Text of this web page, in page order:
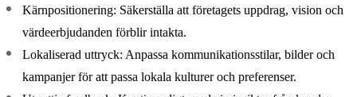
Kärnpositionering: Säkerställa att företagets uppdrag, vision och
värdeerbjudanden förblir intakta.
Lokaliserad uttryck: Anpassa kommunikationsstilar, bilder och
kampanjer för att passa lokala kulturer och preferenser.